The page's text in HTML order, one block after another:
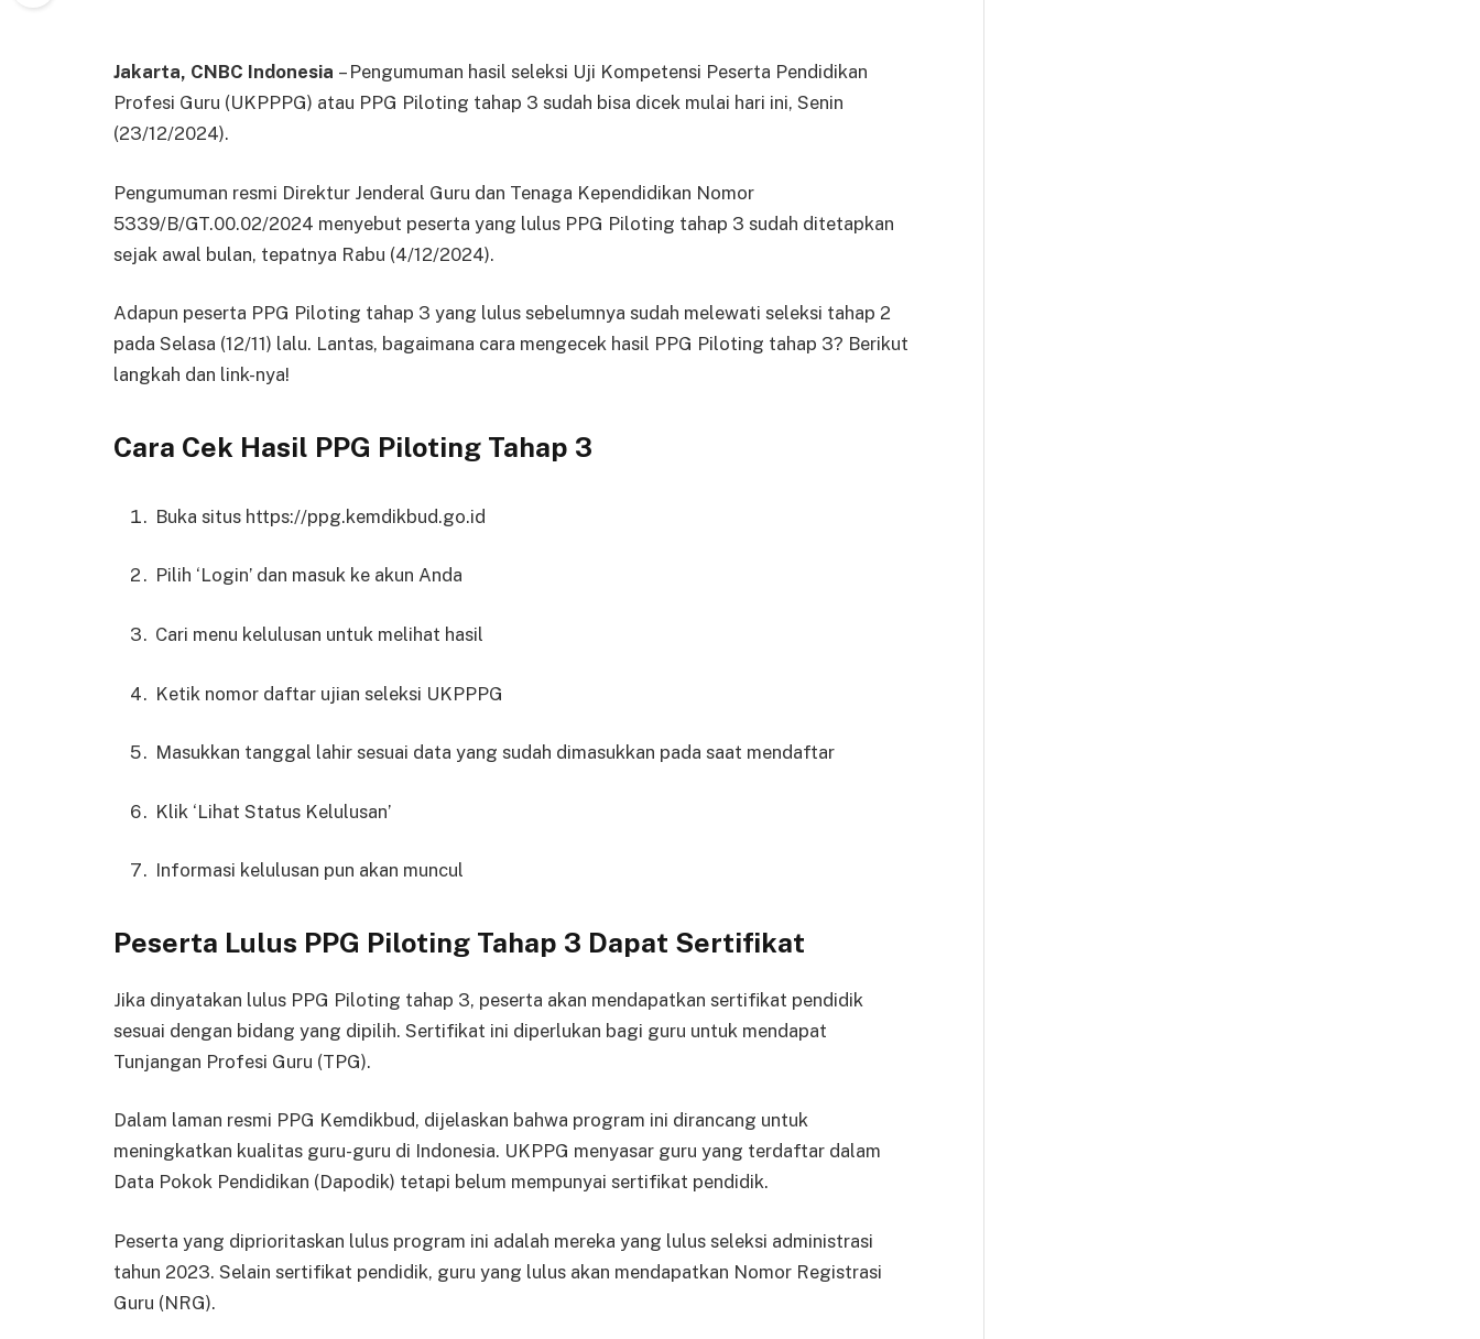
Jakarta, CNBC Indonesia – Pengumuman hasil seleksi Uji Kompetensi Peserta Pendidikan
Profesi Guru (UKPPPG) atau PPG Piloting tahap 3 sudah bisa dicek mulai hari ini, Senin
(23/12/2024).
Pengumuman resmi Direktur Jenderal Guru dan Tenaga Kependidikan Nomor
5339/B/GT.00.02/2024 menyebut peserta yang lulus PPG Piloting tahap 3 sudah ditetapkan
sejak awal bulan, tepatnya Rabu (4/12/2024).
Adapun peserta PPG Piloting tahap 3 yang lulus sebelumnya sudah melewati seleksi tahap 2
pada Selasa (12/11) lalu. Lantas, bagaimana cara mengecek hasil PPG Piloting tahap 3? Berikut
langkah dan link-nya!
Cara Cek Hasil PPG Piloting Tahap 3
Buka situs https://ppg.kemdikbud.go.id
Pilih ‘Login’ dan masuk ke akun Anda
Cari menu kelulusan untuk melihat hasil
Ketik nomor daftar ujian seleksi UKPPPG
Masukkan tanggal lahir sesuai data yang sudah dimasukkan pada saat mendaftar
Klik ‘Lihat Status Kelulusan’
Informasi kelulusan pun akan muncul
Peserta Lulus PPG Piloting Tahap 3 Dapat Sertifikat
Jika dinyatakan lulus PPG Piloting tahap 3, peserta akan mendapatkan sertifikat pendidik
sesuai dengan bidang yang dipilih. Sertifikat ini diperlukan bagi guru untuk mendapat
Tunjangan Profesi Guru (TPG).
Dalam laman resmi PPG Kemdikbud, dijelaskan bahwa program ini dirancang untuk
meningkatkan kualitas guru-guru di Indonesia. UKPPG menyasar guru yang terdaftar dalam
Data Pokok Pendidikan (Dapodik) tetapi belum mempunyai sertifikat pendidik.
Peserta yang diprioritaskan lulus program ini adalah mereka yang lulus seleksi administrasi
tahun 2023. Selain sertifikat pendidik, guru yang lulus akan mendapatkan Nomor Registrasi
Guru (NRG).